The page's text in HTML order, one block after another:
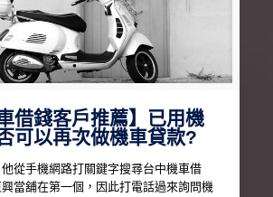
借錢客戶推薦】已用機
可以再次做機車貸款?
從手機網路打關鍵字搜尋台中機車借
當舖在第一個，因此打電話過來詢問機